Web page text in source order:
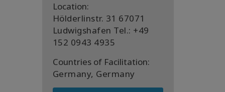
Location:
Hölderlinstr. 31 67071
Ludwigshafen Tel.: +49
152 0943 4935
Countries of Facilitation:
Germany, Germany